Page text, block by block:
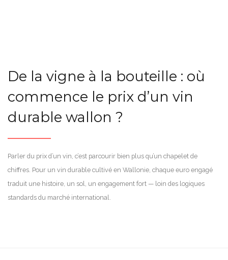
De la vigne à la bouteille : où
commence le prix d’un vin
durable wallon ?
Parler du prix d’un vin, c’est parcourir bien plus qu’un chapelet de
chiffres. Pour un vin durable cultivé en Wallonie, chaque euro engagé
traduit une histoire, un sol, un engagement fort — loin des logiques
standards du marché international.